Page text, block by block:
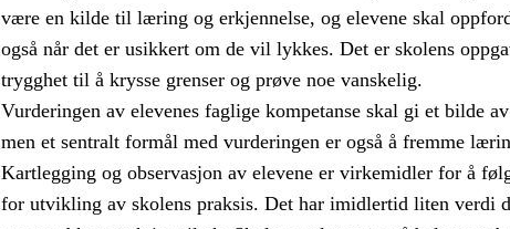
være en kilde til læring og erkjennelse, og elevene skal
også når det er usikkert om de vil lykkes. Det er skolens
trygghet til å krysse grenser og prøve noe vanskelig.
Vurderingen av elevenes faglige kompetanse skal gi et bilde
men et sentralt formål med vurderingen er også å fremme
Kartlegging og observasjon av elevene er virkemidler for å
for utvikling av skolens praksis. Det har imidlertid liten verdi